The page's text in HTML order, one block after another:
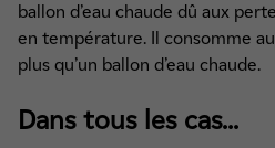
ballon d’eau chaude dû aux
en température. Il consomme
plus qu’un ballon d’eau chaude.
Dans tous les cas...